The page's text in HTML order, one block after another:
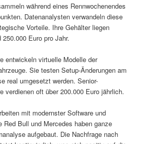
während eines Rennwochenendes
Datenanalysten verwandeln diese
Vorteile. Ihre Gehälter liegen
Euro pro Jahr.
entwickeln virtuelle Modelle der
Sie testen Setup-Änderungen am
real umgesetzt werden. Senior-
verdienen oft über 200.000 Euro jährlich.
mit modernster Software und
Red Bull und Mercedes haben ganze
aufgebaut. Die Nachfrage nach